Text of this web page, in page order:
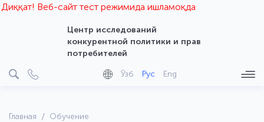
Веб-сайт тест режимида ишламоқда
Центр исследований
конкурентной политики и прав
потребителей
Ўзб Рус Eng
Главная Обучение